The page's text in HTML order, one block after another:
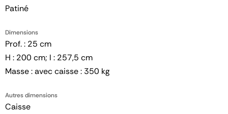
Patiné
Dimensions
Prof. : 25 cm
H : 200 cm; l : 257,5 cm
Masse : avec caisse : 350 kg
Autres dimensions
Caisse